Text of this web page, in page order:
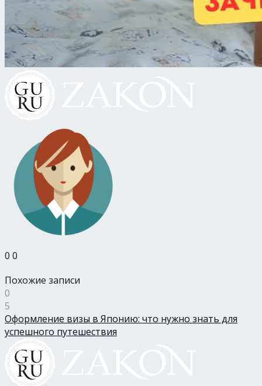
0 0
Похожие записи
0
5
Оформление визы в Японию: что нужно знать для
успешного путешествия